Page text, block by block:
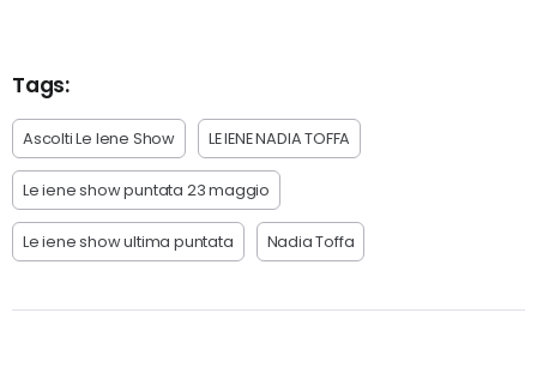
Tags:
Ascolti Le Iene Show LE IENE NADIA TOFFA
Le iene show puntata 23 maggio
Le iene show ultima puntata Nadia Toffa